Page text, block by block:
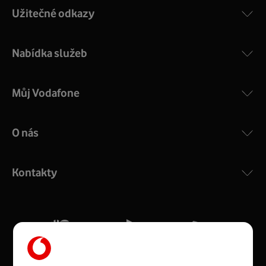
COMPAL CH7465VF
silný signál pro celou domácnost. Kompaktní rozměry 21
Více o COMPAL CH7465VF
Užitečné odkazy
Nabídka služeb
Můj Vodafone
O nás
Kontakty